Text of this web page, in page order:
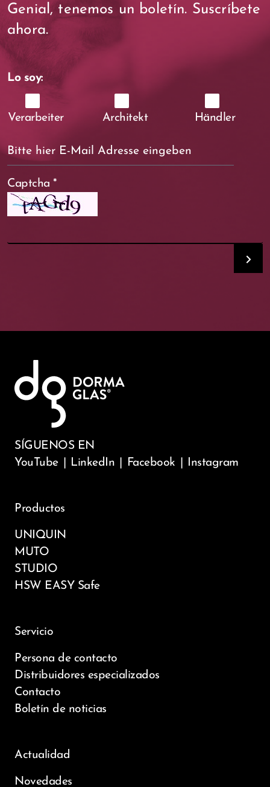
Genial, tenemos un boletín. Suscríbete
ahora.
Lo soy:
Verarbeiter Architekt Händler
Captcha *
SÍGUENOS EN
YouTube
LinkedIn Facebook Instagram
Productos
UNIQUIN
MUTO
STUDIO
HSW EASY Safe
Servicio
Persona de contacto
Distribuidores especializados
Contacto
Boletín de noticias
Actualidad
Novedades